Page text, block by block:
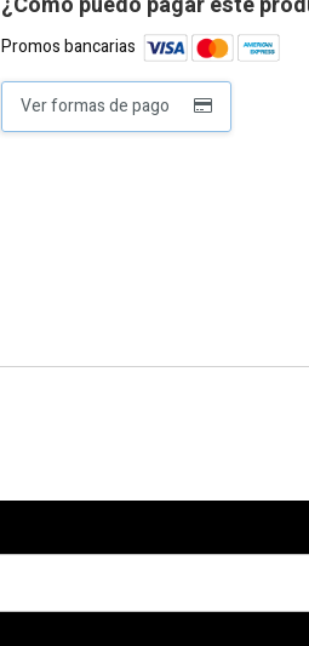
Promos bancarias
Ver formas de pago